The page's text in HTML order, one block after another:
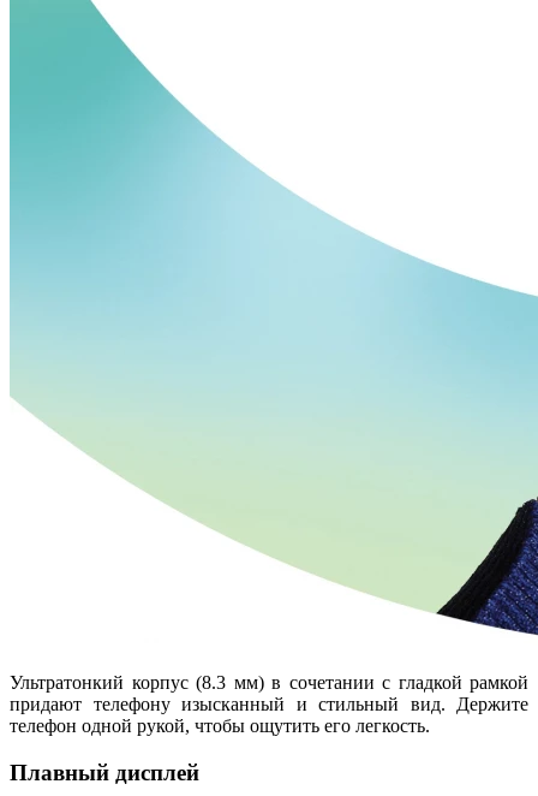
Ультратонкий корпус (8.3 мм) в сочетании с гладкой рамкой
придают телефону изысканный и стильный вид. Держите
телефон одной рукой, чтобы ощутить его легкость.
Плавный дисплей